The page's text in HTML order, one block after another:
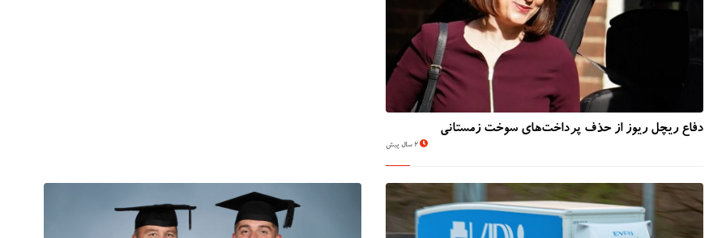
دفاع ریچل ریوز از حذف پرداخت‌های سوخت زمستانی
2 سال پیش